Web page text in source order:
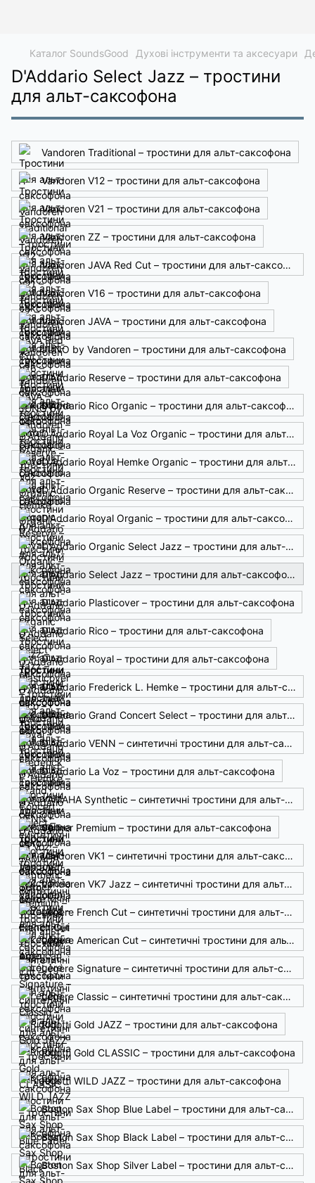
Каталог SoundsGood Духові інструменти та аксесуари
D'Addario Select Jazz – тростини
для альт-саксофона
Vandoren Traditional – тростини для альт-саксофона
Vandoren V12 – тростини для альт-саксофона
Vandoren V21 – тростини для альт-саксофона
Vandoren ZZ – тростини для альт-саксофона
Vandoren JAVA Red Cut – тростини для альт-саксофона
Vandoren V16 – тростини для альт-саксофона
Vandoren JAVA – тростини для альт-саксофона
JUNO by Vandoren – тростини для альт-саксофона
D'Addario Reserve – тростини для альт-саксофона
D'Addario Rico Organic – тростини для альт-саксофона
D'Addario Royal La Voz Organic – тростини для альт-саксофона
D'Addario Royal Hemke Organic – тростини для альт-саксофона
D'Addario Organic Reserve – тростини для альт-саксофона
D'Addario Royal Organic – тростини для альт-саксофона
D'Addario Organic Select Jazz – тростини для альт-саксофона
D'Addario Select Jazz – тростини для альт-саксофона
D'Addario Plasticover – тростини для альт-саксофона
D'Addario Rico – тростини для альт-саксофона
D'Addario Royal – тростини для альт-саксофона
D'Addario Frederick L. Hemke – тростини для альт-саксофона
D'Addario Grand Concert Select – тростини для альт-саксофона
D'Addario VENN – синтетичні тростини для альт-саксофона
D'Addario La Voz – тростини для альт-саксофона
YAMAHA Synthetic – синтетичні тростини для альт-саксофона
Selmer Premium – тростини для альт-саксофона
Vandoren VK1 – синтетичні тростини для альт-саксофона
Vandoren VK7 Jazz – синтетичні тростини для альт-саксофона
Légère French Cut – синтетичні тростини для альт-саксофона
Légère American Cut – синтетичні тростини для альт-саксофона
Légère Signature – синтетичні тростини для альт-саксофона
Légère Classic – синтетичні тростини для альт-саксофона
Rigotti Gold JAZZ – тростини для альт-саксофона
Rigotti Gold CLASSIC – тростини для альт-саксофона
Rigotti WILD JAZZ – тростини для альт-саксофона
Boston Sax Shop Blue Label – тростини для альт-саксофона
Boston Sax Shop Black Label – тростини для альт-саксофона
Boston Sax Shop Silver Label – тростини для альт-саксофона